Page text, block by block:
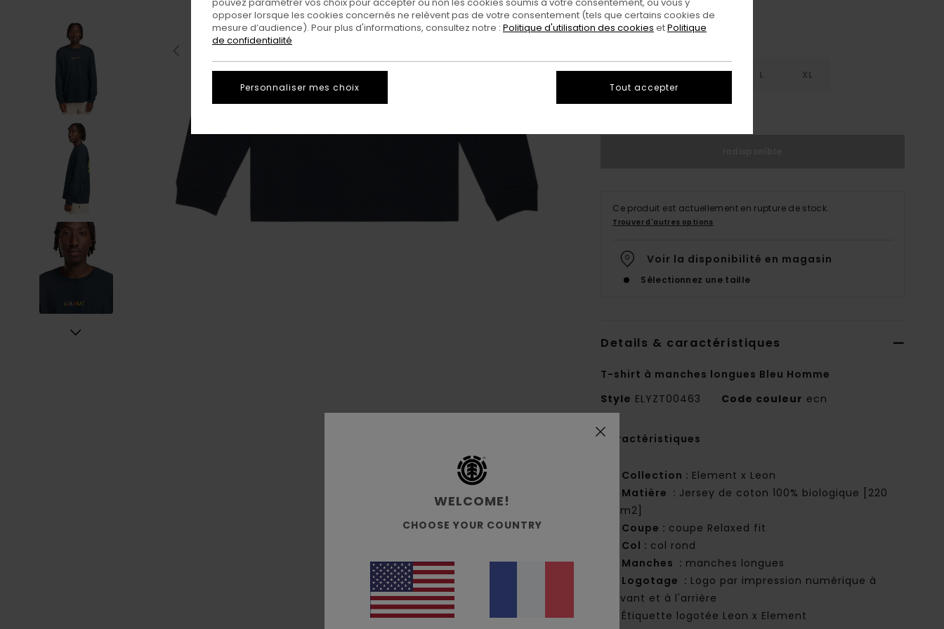
XS S M L XL
Ce produit est actuellement en rupture de stock.
Trouver d'autres options
Voir la disponibilité en magasin
Sélectionnez une taille
Details & caractéristiques
T-shirt à manches longues Bleu Homme
Style ELYZT00463 Code couleur ecn
Caractéristiques
Collection : Element x Leon
Matière : Jersey de coton 100% biologique [220
g/m2]
Coupe : coupe Relaxed fit
Col : col rond
Manches : manches longues
Logotage : Logo par impression numérique à
l'avant et à l'arrière
Étiquette logotée Leon x Element
WELCOME!
CHOOSE YOUR COUNTRY
opposer lorsque les cookies concernés ne relèvent pas de votre consentement (tels que certains cookies de
mesure d’audience). Pour plus d'informations, consultez notre : Politique d'utilisation des cookies etPolitique
de confidentialité
Personnaliser mes choix Tout accepter